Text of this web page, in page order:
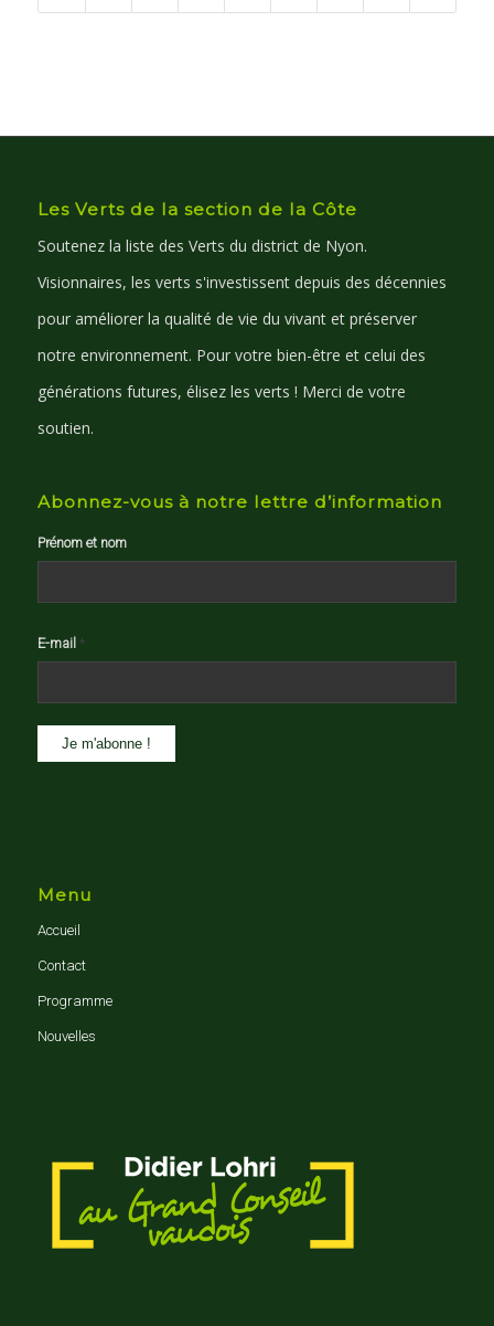
Les Verts de la section de la Côte
Soutenez la liste des Verts du district de Nyon.
Visionnaires, les verts s'investissent depuis des décennies
pour améliorer la qualité de vie du vivant et préserver
notre environnement. Pour votre bien-être et celui des
générations futures, élisez les verts ! Merci de votre
soutien.
Abonnez-vous à notre lettre d’information
Prénom et nom
E-mail *
Menu
Accueil
Contact
Programme
Nouvelles